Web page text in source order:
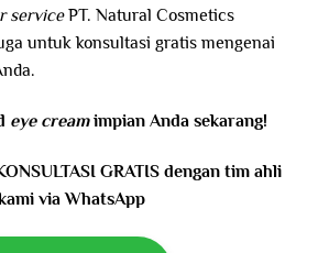
servicePT. Natural Cosmetics
untuk konsultasi gratis mengenai
eye creamimpian Anda sekarang!
GRATIS dengan tim ahli
via WhatsApp